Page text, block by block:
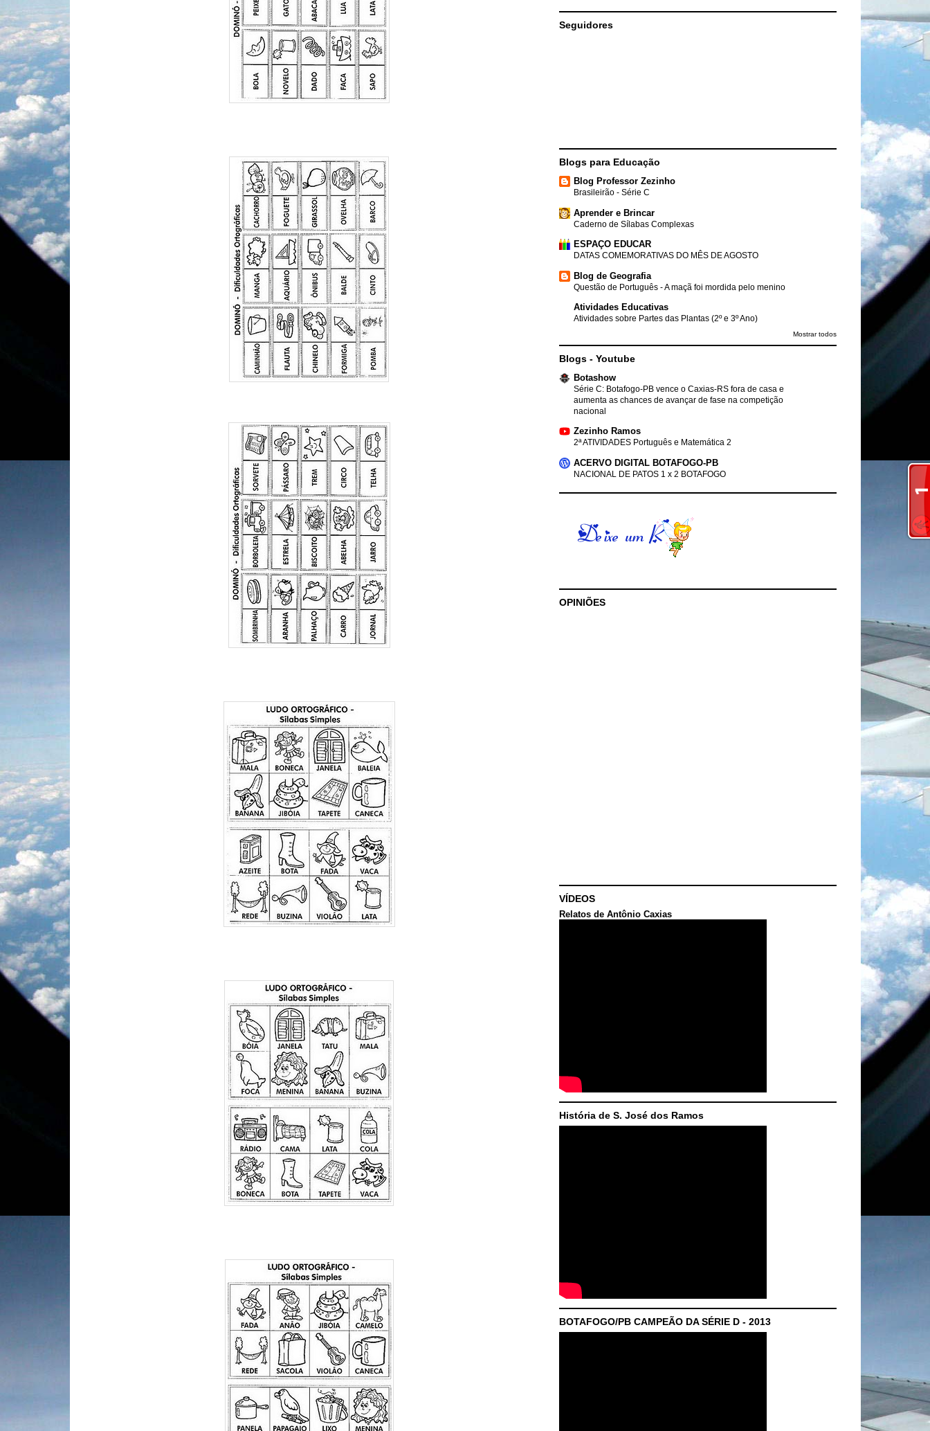
Seguidores
Blogs para Educação
Blog Professor Zezinho
Brasileirão - Série C
Aprender e Brincar
Caderno de Sílabas Complexas
ESPAÇO EDUCAR
DATAS COMEMORATIVAS DO MÊS DE AGOSTO
Blog de Geografia
Questão de Português - A maçã foi mordida pelo menino
Atividades Educativas
Atividades sobre Partes das Plantas (2º e 3º Ano)
Mostrar todos
Blogs - Youtube
Botashow
Série C: Botafogo-PB vence o Caxias-RS fora de casa e
aumenta as chances de avançar de fase na competição
nacional
Zezinho Ramos
2ª ATIVIDADES Português e Matemática 2
ACERVO DIGITAL BOTAFOGO-PB
NACIONAL DE PATOS 1 x 2 BOTAFOGO
OPINIÕES
VÍDEOS
Relatos de Antônio Caxias
História de S. José dos Ramos
BOTAFOGO/PB CAMPEÃO DA SÉRIE D - 2013